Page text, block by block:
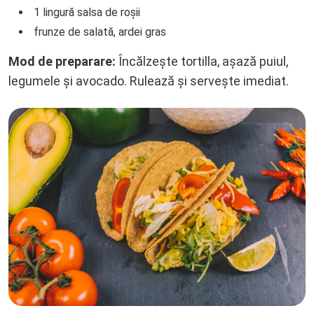
1 lingură salsa de roșii
frunze de salată, ardei gras
Mod de preparare: Încălzește tortilla, așază puiul,
legumele și avocado. Rulează și servește imediat.